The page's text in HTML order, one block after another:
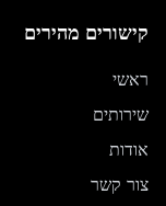
קישורים מהירים
ראשי
שירותים
אודות
צור קשר